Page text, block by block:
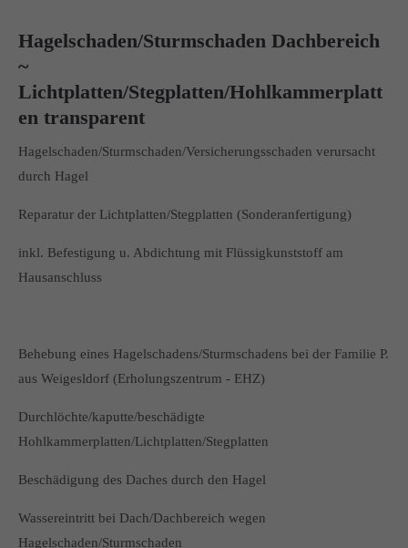
Hagelschaden/Sturmschaden Dachbereich
~
Lichtplatten/Stegplatten/Hohlkammerplatt
en transparent
Hagelschaden/Sturmschaden/Versicherungsschaden verursacht
durch Hagel
Reparatur der Lichtplatten/Stegplatten (Sonderanfertigung)
inkl. Befestigung u. Abdichtung mit Flüssigkunststoff am
Hausanschluss
Behebung eines Hagelschadens/Sturmschadens bei der Familie P.
aus Weigesldorf (Erholungszentrum - EHZ)
Durchlöchte/kaputte/beschädigte
Hohlkammerplatten/Lichtplatten/Stegplatten
Beschädigung des Daches durch den Hagel
Wassereintritt bei Dach/Dachbereich wegen
Hagelschaden/Sturmschaden